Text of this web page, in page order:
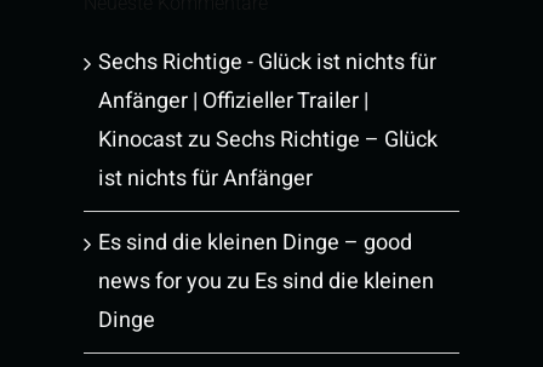
Sechs Richtige - Glück ist nichts für
Anfänger | Offizieller Trailer |
KinocastzuSechs Richtige – Glück
ist nichts für Anfänger
Es sind die kleinen Dinge – good
news for youzu Es sind die kleinen
Dinge